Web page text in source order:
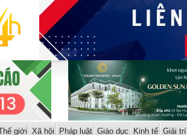
giới Xã hội Pháp luật Giáo dục Kinh tế Giải trí